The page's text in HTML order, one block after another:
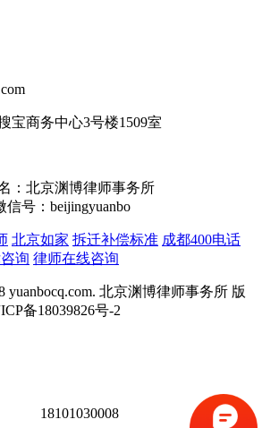
宝商务中心3号楼1509室
：北京渊博律师事务所
信号：beijingyuanbo
北京如家 拆迁补偿标准 成都400电话
询 律师在线咨询
yuanbocq.com. 北京渊博律师事务所 版
备18039826号-2
18101030008